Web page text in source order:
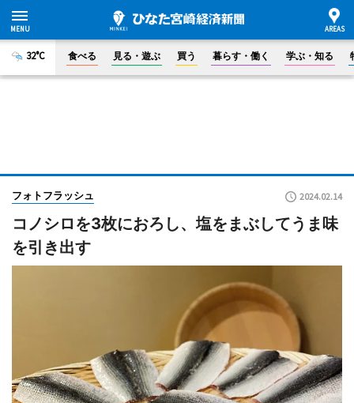
32°C 食べる 見る・遊ぶ 買う 暮らす・働く 学ぶ・知る
フォトフラッシュ 2024.02.14
コノシロを3枚におろし、塩をまぶしてうま味
を引き出す